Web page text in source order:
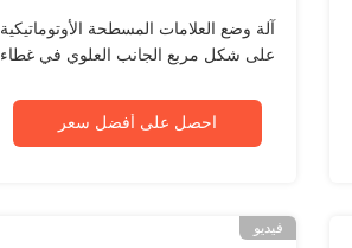
آلة وضع العلامات المسطحة الأوتوماتيكية
على شكل مربع الجانب العلوي في غطاء
احصل على أفضل سعر
فيديو